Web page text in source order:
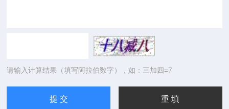
请输入计算结果（填写阿拉伯数字），如：三加四=7